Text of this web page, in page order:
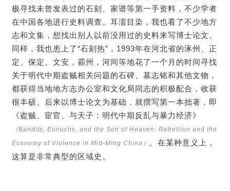
极寻找未曾发表过的石刻、家谱等第一手资料，不少学者
在中国各地进行史料调查。耳濡目染，我也看了不少地方
志和文集，想找出别人以前没用过的史料来写博士论文。
同样，我也患上了“石刻热”，1993年在河北省的涿州、正
定、保定、文安，霸州，河间等地花了一个月的时间寻找
关于明代中期盗贼相关问题的石碑、墓志铭和其他文物，
都获得当地地方志办公室和文化局同志的积极配合，收获
很丰硕。后来以博士论文为基础，就撰写第一本拙著，即
《盗贼、宦官、与天子：明代中期反乱与暴力经济》
（Bandits, Eunuchs, and the Son of Heaven: Rebellion and the
Economy of Violence in Mid-Ming China）
。在某种意义上，
这算是非常典型的区域史。